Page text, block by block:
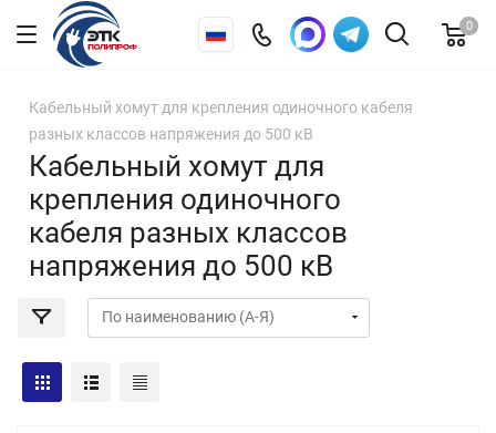
0
Кабельный хомут для крепления одиночного кабеля
разных классов напряжения до 500 кВ
Кабельный хомут для
крепления одиночного
кабеля разных классов
напряжения до 500 кВ